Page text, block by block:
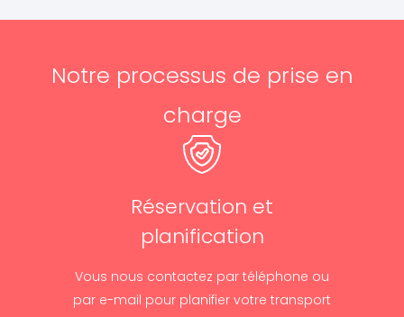
Notre processus de prise en
charge
Réservation et
planification
Vous nous contactez par téléphone ou
par e-mail pour planifier votre transport